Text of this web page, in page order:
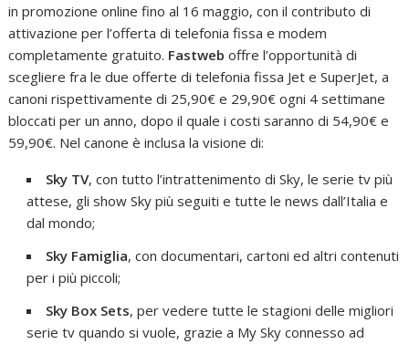
in promozione online fino al 16 maggio, con il contributo di
attivazione per l’offerta di telefonia fissa e modem
completamente gratuito. Fastweb offre l’opportunità di
scegliere fra le due offerte di telefonia fissa Jet e SuperJet, a
canoni rispettivamente di 25,90€ e 29,90€ ogni 4 settimane
bloccati per un anno, dopo il quale i costi saranno di 54,90€ e
59,90€. Nel canone è inclusa la visione di:
Sky TV, con tutto l’intrattenimento di Sky, le serie tv più
attese, gli show Sky più seguiti e tutte le news dall’Italia e
dal mondo;
Sky Famiglia, con documentari, cartoni ed altri contenuti
per i più piccoli;
Sky Box Sets, per vedere tutte le stagioni delle migliori
serie tv quando si vuole, grazie a My Sky connesso ad